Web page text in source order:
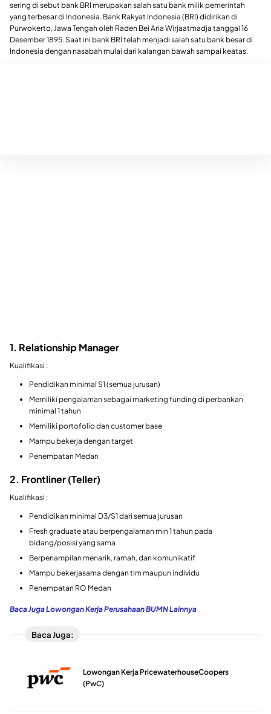
sering di sebut bank BRI merupakan salah satu bank milik pemerintah
yang terbesar di Indonesia. Bank Rakyat Indonesia (BRI) didirikan di
Purwokerto, Jawa Tengah oleh Raden Bei Aria Wirjaatmadja tanggal 16
Desember 1895. Saat ini bank BRI telah menjadi salah satu bank besar di
Indonesia dengan nasabah mulai dari kalangan bawah sampai keatas.
1. Relationship Manager
Kualifikasi :
Pendidikan minimal S1 (semua jurusan)
Memiliki pengalaman sebagai marketing funding di perbankan
minimal 1 tahun
Memiliki portofolio dan customer base
Mampu bekerja dengan target
Penempatan Medan
2. Frontliner (Teller)
Kualifikasi :
Pendidikan minimal D3/S1 dari semua jurusan
Fresh graduate atau berpengalaman min 1 tahun pada
bidang/posisi yang sama
Berpenampilan menarik, ramah, dan komunikatif
Mampu bekerjasama dengan tim maupun individu
Penempatan RO Medan
Baca Juga Lowongan Kerja Perusahaan BUMN Lainnya
Baca Juga:
Lowongan Kerja PricewaterhouseCoopers
(PwC)